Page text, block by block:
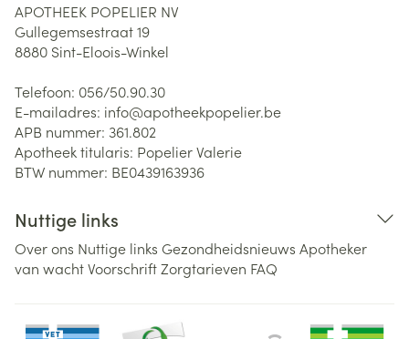
APOTHEEK POPELIER NV
Gullegemsestraat 19
8880 Sint-Eloois-Winkel
Telefoon: 056/50.90.30
E-mailadres: info@apotheekpopelier.be
APB nummer: 361.802
Apotheek titularis: Popelier Valerie
BTW nummer: BE0439163936
Nuttige links
Over ons Nuttige links Gezondheidsnieuws Apotheker
van wachtVoorschriftZorgtarieven FAQ